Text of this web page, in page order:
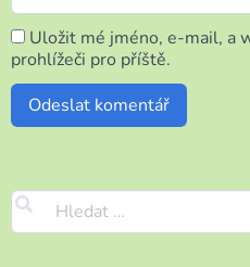
Uložit mé jméno, e-mail, a
prohlížeči pro příště.